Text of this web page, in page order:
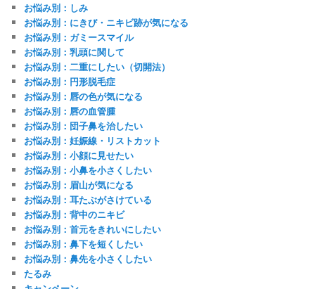
お悩み別：しみ
お悩み別：にきび・ニキビ跡が気になる
お悩み別：ガミースマイル
お悩み別：乳頭に関して
お悩み別：二重にしたい（切開法）
お悩み別：円形脱毛症
お悩み別：唇の色が気になる
お悩み別：唇の血管腫
お悩み別：団子鼻を治したい
お悩み別：妊娠線・リストカット
お悩み別：小顔に見せたい
お悩み別：小鼻を小さくしたい
お悩み別：眉山が気になる
お悩み別：耳たぶがさけている
お悩み別：背中のニキビ
お悩み別：首元をきれいにしたい
お悩み別：鼻下を短くしたい
お悩み別：鼻先を小さくしたい
たるみ